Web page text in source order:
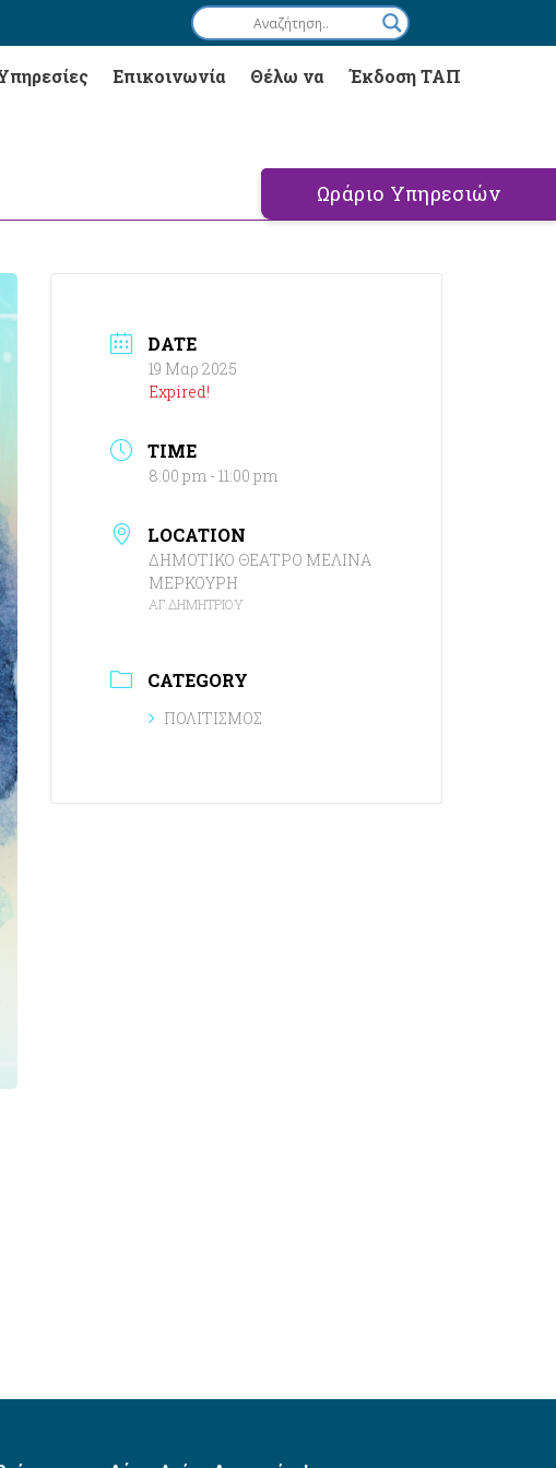
Επικοινωνία Θέλω να Έκδοση ΤΑΠ
Ωράριο Υπηρεσιών
DATE
19 Μαρ 2025
Expired!
TIME
8:00 pm - 11:00 pm
LOCATION
ΔΗΜΟΤΙΚΟ ΘΕΑΤΡΟ ΜΕΛΙΝΑ
ΜΕΡΚΟΥΡΗ
ΑΓ.ΔΗΜΗΤΡΙΟΥ
CATEGORY
ΠΟΛΙΤΙΣΜΟΣ